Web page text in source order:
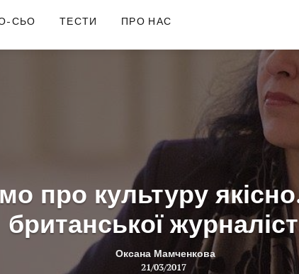
СЬО ТЕСТИ ПРО НАС
про культуру
британської
Оксана Мамченкова
21/03/2017